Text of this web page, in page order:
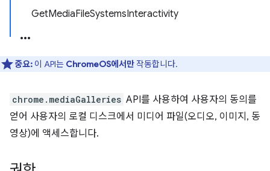
GetMediaFileSystemsInteractivity
중요: 이 API는 ChromeOS에서만작동합니다.
chrome.mediaGalleries API를 사용하여 사용자의 동의를
얻어 사용자의 로컬 디스크에서 미디어 파일(오디오, 이미지, 동
영상)에 액세스합니다.